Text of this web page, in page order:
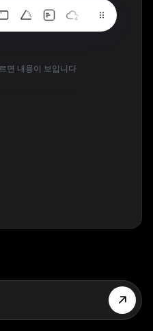
면 내용이 보입니다